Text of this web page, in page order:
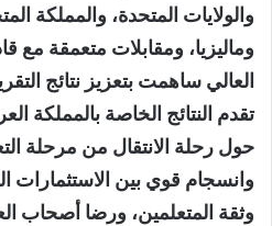
والولايات المتحدة، والمملكة
وماليزيا، ومقابلات متعمقة مع
العالي ساهمت بتعزيز نتائج
تقدم النتائج الخاصة بالمملكة
حول رحلة الانتقال من مرحلة
وانسجام قوي بين الاستثمارات
وثقة المتعلمين، ورضا أصحاب